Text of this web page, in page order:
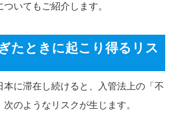
いてもご紹介します。
たときに起こり得るリス
本に滞在し続けると、入管法上の「不
のようなリスクが生じます。